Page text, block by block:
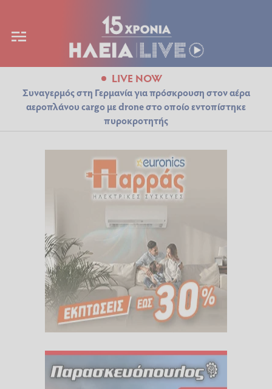
LIVE NOW
Συναγερμός στη Γερμανία για πρόσκρουση στον αέρα
αεροπλάνου cargo με drone στο οποίο εντοπίστηκε
πυροκροτητής